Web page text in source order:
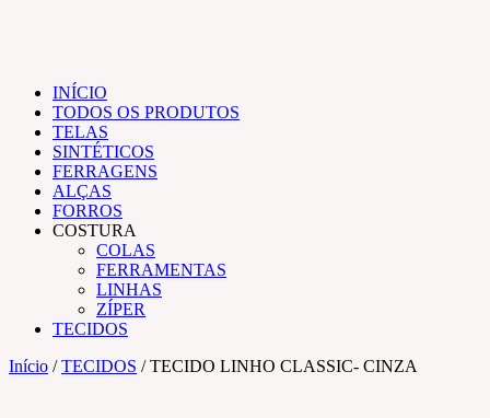
INÍCIO
TODOS OS PRODUTOS
TELAS
SINTÉTICOS
FERRAGENS
ALÇAS
FORROS
COSTURA
COLAS
FERRAMENTAS
LINHAS
ZÍPER
TECIDOS
Início /TECIDOS / TECIDO LINHO CLASSIC- CINZA